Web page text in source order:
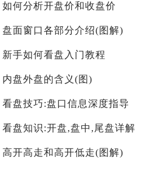
如何分析开盘价和收盘价
盘面窗口各部分介绍(图解)
新手如何看盘入门教程
内盘外盘的含义(图)
看盘技巧:盘口信息深度指导
看盘知识:开盘,盘中,尾盘详解
高开高走和高开低走(图解)